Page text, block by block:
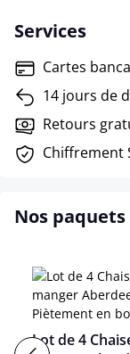
Services
Cartes
14 jours de
Retours
Chiffrement
Nos
Lot de 4